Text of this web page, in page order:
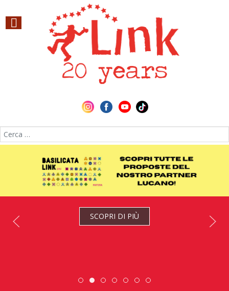
Cerca nel sito
SCOPRI DI PIÙ
ESC » Volontariato
Scambio Giovanile » 19 - 28
DiscoverEu Inclusion
Scopri dove sono i